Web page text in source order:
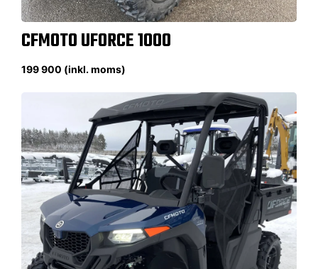
CFMOTO UFORCE 1000
199 900 (inkl. moms)